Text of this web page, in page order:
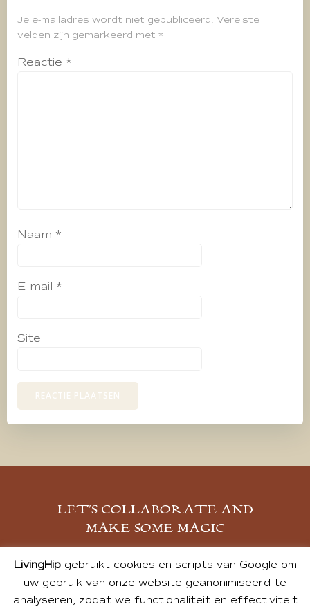
Je e-mailadres wordt niet gepubliceerd. Vereiste
velden zijn gemarkeerd met *
Reactie *
Naam *
E-mail *
Site
LET’S COLLABORATE AND
MAKE SOME MAGIC
MELD JE AAN
LivingHipgebruikt cookies en scripts van Google om
uw gebruik van onze website geanonimiseerd te
analyseren, zodat we functionaliteit en effectiviteit